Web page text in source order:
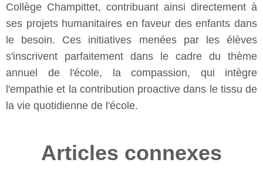
Collège Champittet, contribuant ainsi directement à
ses projets humanitaires en faveur des enfants dans
le besoin. Ces initiatives menées par les élèves
s'inscrivent parfaitement dans le cadre du thème
annuel de l'école, la compassion, qui intègre
l'empathie et la contribution proactive dans le tissu de
la vie quotidienne de l'école.
Articles connexes